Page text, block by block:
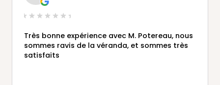
Très bonne expérience avec M. Potereau, nous
sommes ravis de la véranda, et sommes très
satisfaits